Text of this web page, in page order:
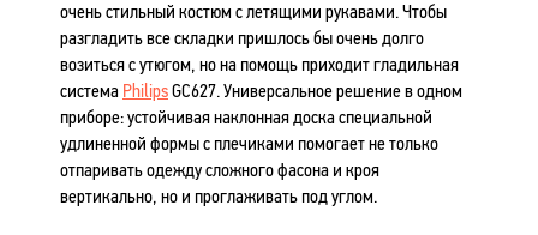
очень стильный костюм с летящими рукавами. Чтобы
разгладить все складки пришлось бы очень долго
возиться с утюгом, но на помощь приходит гладильная
система PhilipsGC627. Универсальное решение в одном
приборе: устойчивая наклонная доска специальной
удлиненной формы с плечиками помогает не только
отпаривать одежду сложного фасона и кроя
вертикально, но и проглаживать под углом.